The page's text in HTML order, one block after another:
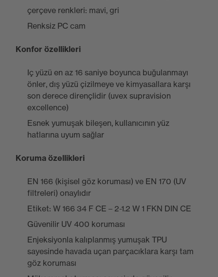
çerçeve renkleri: mavi, gri
Renksiz PC cam
Konfor özellikleri
Iç yüzü en az 16 saniye boyunca buğulanmayı
önler, dış yüzü çizilmeye ve kimyasallara karşı
son derece dirençlidir (uvex supravision
excellence)
Esnek yumuşak bileşen, kullanıcının yüz
hatlarına uyum sağlar
Koruma özellikleri
EN 166 (kişisel göz koruması) ve EN 170 (UV
filtreleri) onaylıdır
Etiket: W 166 34 F CE – 2-1.2 W 1 FKN DIN CE
Güvenilir UV 400 koruması
Enjeksiyonla kalıplanmış yumuşak TPU
sayesinde havada uçan parçacıklara karşı tam
göz koruması